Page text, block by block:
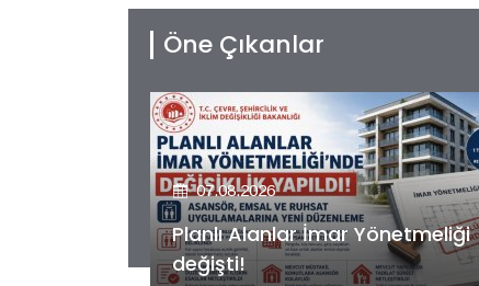
Öne Çıkanlar
07.08.2026
Kiler GYO’dan Pendik Dolayoba
projesiyle ilgili önemli adım!